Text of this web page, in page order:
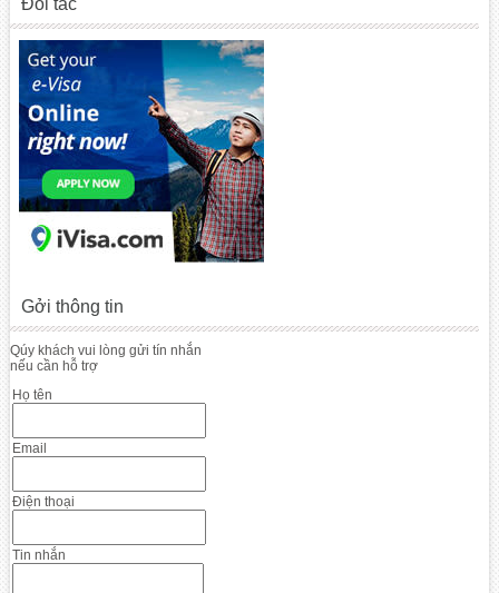
Đối tác
Gởi thông tin
Qúy khách vui lòng gửi tín nhắn
nếu cần hỗ trợ
Họ tên
Email
Điện thoại
Tin nhắn